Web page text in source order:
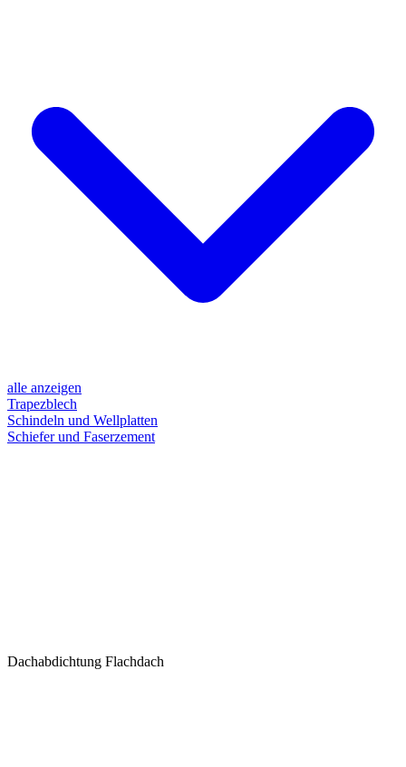
alle anzeigen
Trapezblech
Schindeln und Wellplatten
Schiefer und Faserzement
Dachabdichtung Flachdach